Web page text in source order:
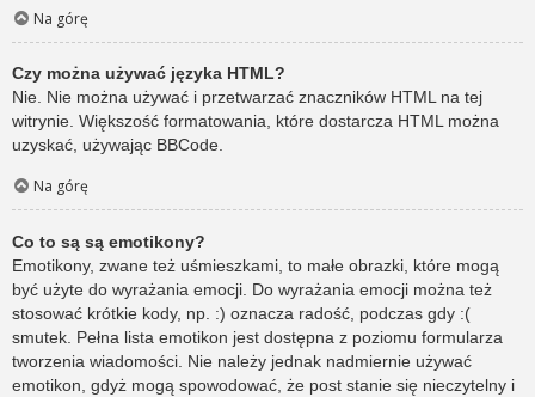
Na górę
Czy można używać języka HTML?
Nie. Nie można używać i przetwarzać znaczników HTML na tej
witrynie. Większość formatowania, które dostarcza HTML można
uzyskać, używając BBCode.
Na górę
Co to są są emotikony?
Emotikony, zwane też uśmieszkami, to małe obrazki, które mogą
być użyte do wyrażania emocji. Do wyrażania emocji można też
stosować krótkie kody, np. :) oznacza radość, podczas gdy :(
smutek. Pełna lista emotikon jest dostępna z poziomu formularza
tworzenia wiadomości. Nie należy jednak nadmiernie używać
emotikon, gdyż mogą spowodować, że post stanie się nieczytelny i